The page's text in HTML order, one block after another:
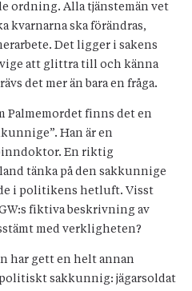
ordning. Alla tjänstemän vet
kvarnarna ska förändras,
Det ligger i sakens
att glittra till och känna
det mer än bara en fråga.
Palmemordet finns det en
Han är en
En riktig
tänka på den sakkunnige
i politikens hetluft. Visst
fiktiva beskrivning av
med verkligheten?
har gett en helt annan
sakkunnig: jägarsoldat